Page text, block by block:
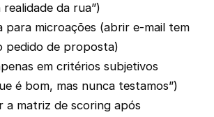
da rua”)
para microações (abrir e-mail tem
pedido de proposta)
em critérios subjetivos
é bom, mas nunca testamos”)
a matriz de scoring após